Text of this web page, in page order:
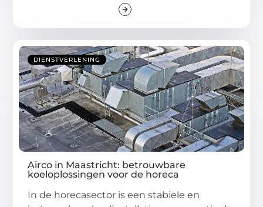
DIENSTVERLENING
Airco in Maastricht: betrouwbare
koeloplossingen voor de horeca
In de horecasector is een stabiele en